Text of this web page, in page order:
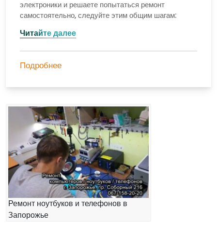
электроники и решаете попытаться ремонт
самостоятельно, следуйте этим общим шагам:
Читайте далее
Подробнее
Ремонт ноутбуков и телефонов в
Запорожье